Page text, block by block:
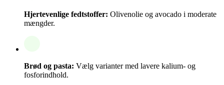
Hjertevenlige fedtstoffer: Olivenolie og avocado i moderate
mængder.
Brød og pasta: Vælg varianter med lavere kalium- og
fosforindhold.